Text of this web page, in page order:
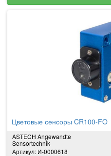
Цветовые сенсоры CR100-FO
ASTECH Angewandte
Sensortechnik
Артикул: И-0000618